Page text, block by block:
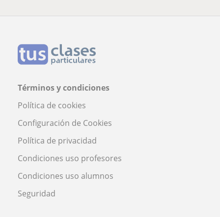
Términos y condiciones
Política de cookies
Configuración de Cookies
Política de privacidad
Condiciones uso profesores
Condiciones uso alumnos
Seguridad